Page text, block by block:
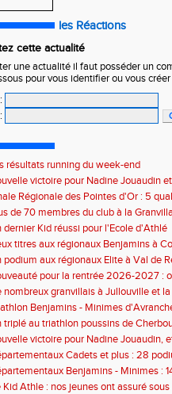
les Réactions
cette actualité
une actualité il faut posséder un
pour vous identifier ou vous
:
:
résultats running du week-end
victoire pour Nadine Jouaudin
Régionale des Pointes d'Or : 5
de 70 membres du club à la
dernier Kid réussi pour l'Ecole d'Athlé
titres aux régionaux Benjamins à
podium aux régionaux Elite à Val de
pour la rentrée 2026-2027 :
Athlé
nombreux granvillais à Jullouville et
et Marius Delchard
Benjamins - Minimes
triplé au triathlon poussins de
victoire pour Nadine Jouaudin,
à Saint-LoupCadets et plus : 28
Benjamins - Minimes :
Kid Athle : nos jeunes ont assuré